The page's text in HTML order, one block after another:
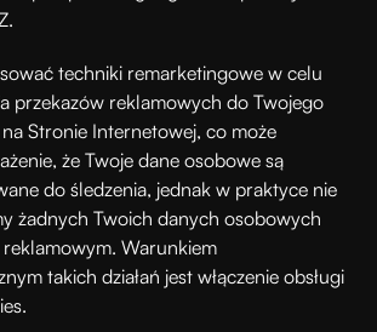
.
techniki remarketingowe w celu
przekazów reklamowych do Twojego
Stronie Internetowej, co może
że Twoje dane osobowe są
do śledzenia, jednak w praktyce nie
żadnych Twoich danych osobowych
Warunkiem
takich działań jest włączenie obsługi